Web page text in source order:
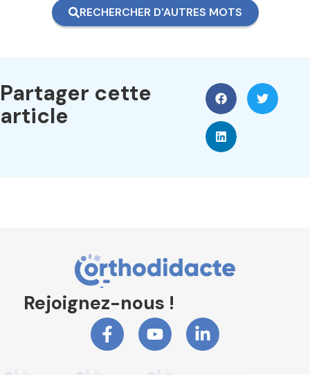
RECHERCHER D'AUTRES MOTS
Partager cette
article
Rejoignez-nous !